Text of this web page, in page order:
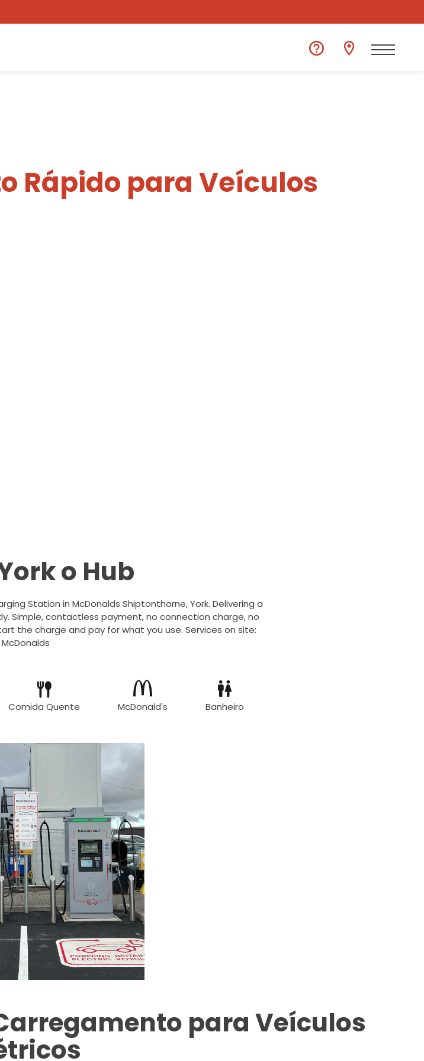
Rápido para Veículos
o Hub
Station in McDonalds Shiptonthorne, York. Delivering a
Simple, contactless payment, no connection charge, no
the charge and pay for what you use. Services on site:
McDonalds
Comida Quente McDonald's Banheiro
para Veículos